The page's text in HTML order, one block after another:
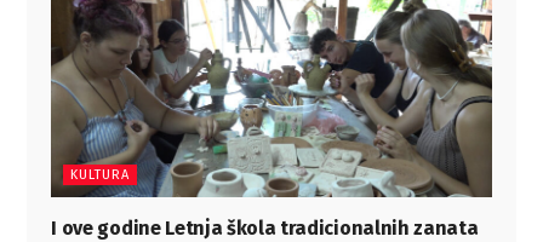
KULTURA
I ove godine Letnja škola tradicionalnih zanata